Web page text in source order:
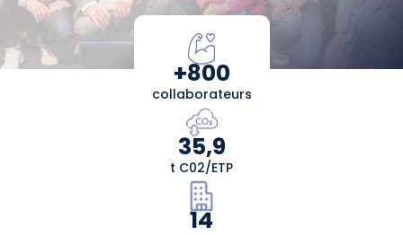
+800
collaborateurs
35,9
t C02/ETP
14